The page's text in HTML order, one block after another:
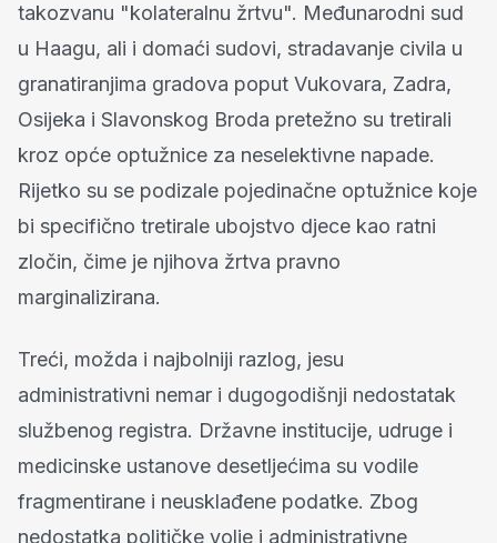
takozvanu "kolateralnu žrtvu". Međunarodni sud
u Haagu, ali i domaći sudovi, stradavanje civila u
granatiranjima gradova poput Vukovara, Zadra,
Osijeka i Slavonskog Broda pretežno su tretirali
kroz opće optužnice za neselektivne napade.
Rijetko su se podizale pojedinačne optužnice koje
bi specifično tretirale ubojstvo djece kao ratni
zločin, čime je njihova žrtva pravno
marginalizirana.
Treći, možda i najbolniji razlog, jesu
administrativni nemar i dugogodišnji nedostatak
službenog registra. Državne institucije, udruge i
medicinske ustanove desetljećima su vodile
fragmentirane i neusklađene podatke. Zbog
nedostatka političke volje i administrativne